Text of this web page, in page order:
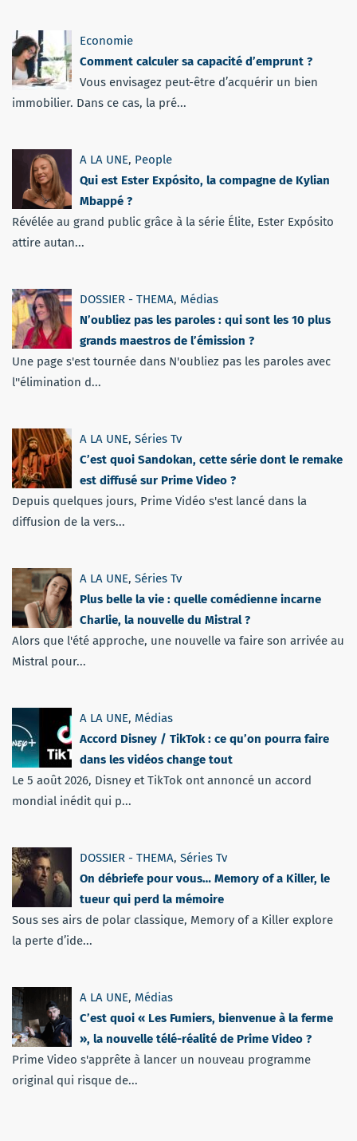
Economie
Comment calculer sa capacité d’emprunt ?
Vous envisagez peut-être d’acquérir un bien
immobilier. Dans ce cas, la pré...
A LA UNE, People
Qui est Ester Expósito, la compagne de Kylian
Mbappé ?
Révélée au grand public grâce à la série Élite, Ester Expósito
attire autan...
DOSSIER - THEMA, Médias
N’oubliez pas les paroles : qui sont les 10 plus
grands maestros de l’émission ?
Une page s'est tournée dans N'oubliez pas les paroles avec
l''élimination d...
A LA UNE, Séries Tv
C’est quoi Sandokan, cette série dont le remake
est diffusé sur Prime Video ?
Depuis quelques jours, Prime Vidéo s'est lancé dans la
diffusion de la vers...
A LA UNE, Séries Tv
Plus belle la vie : quelle comédienne incarne
Charlie, la nouvelle du Mistral ?
Alors que l'été approche, une nouvelle va faire son arrivée au
Mistral pour...
A LA UNE, Médias
Accord Disney / TikTok : ce qu’on pourra faire
dans les vidéos change tout
Le 5 août 2026, Disney et TikTok ont annoncé un accord
mondial inédit qui p...
DOSSIER - THEMA, Séries Tv
On débriefe pour vous… Memory of a Killer, le
tueur qui perd la mémoire
Sous ses airs de polar classique, Memory of a Killer explore
la perte d’ide...
A LA UNE, Médias
C’est quoi « Les Fumiers, bienvenue à la ferme
», la nouvelle télé-réalité de Prime Video ?
Prime Video s'apprête à lancer un nouveau programme
original qui risque de...